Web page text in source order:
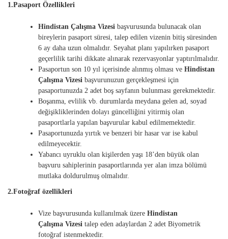
1.Pasaport Özellikleri
Hindistan Çalışma Vizesi başvurusunda bulunacak olan
bireylerin pasaport süresi, talep edilen vizenin bitiş süresinden
6 ay daha uzun olmalıdır. Seyahat planı yapılırken pasaport
geçerlilik tarihi dikkate alınarak rezervasyonlar yaptırılmalıdır.
Pasaportun son 10 yıl içerisinde alınmış olması ve Hindistan
Çalışma Vizesi başvurunuzun gerçekleşmesi için
pasaportunuzda 2 adet boş sayfanın bulunması gerekmektedir.
Boşanma, evlilik vb. durumlarda meydana gelen ad, soyad
değişikliklerinden dolayı güncelliğini yitirmiş olan
pasaportlarla yapılan başvurular kabul edilmemektedir.
Pasaportunuzda yırtık ve benzeri bir hasar var ise kabul
edilmeyecektir.
Yabancı uyruklu olan kişilerden yaşı 18’den büyük olan
başvuru sahiplerinin pasaportlarında yer alan imza bölümü
mutlaka doldurulmuş olmalıdır.
2.Fotoğraf özellikleri
Vize başvurusunda kullanılmak üzere Hindistan
Çalışma Vizesi talep eden adaylardan 2 adet Biyometrik
fotoğraf istenmektedir.